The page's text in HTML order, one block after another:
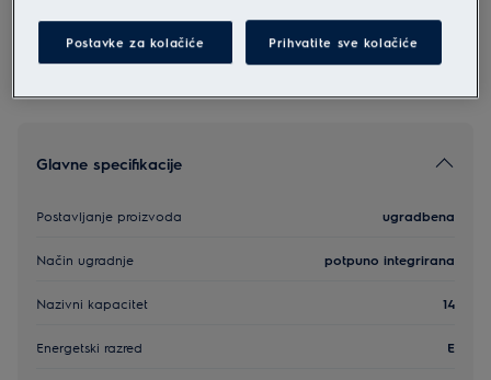
korisničkog priručnika. Za sigurno korištenje proizvoda
pročitajte cijeli korisnički priručnik.
Glavne specifikacije
Postavljanje proizvoda ugradbena
Način ugradnje potpuno integrirana
Nazivni kapacitet 14
Energetski razred E
Postavke za kolačiće Prihvatite sve kolačiće